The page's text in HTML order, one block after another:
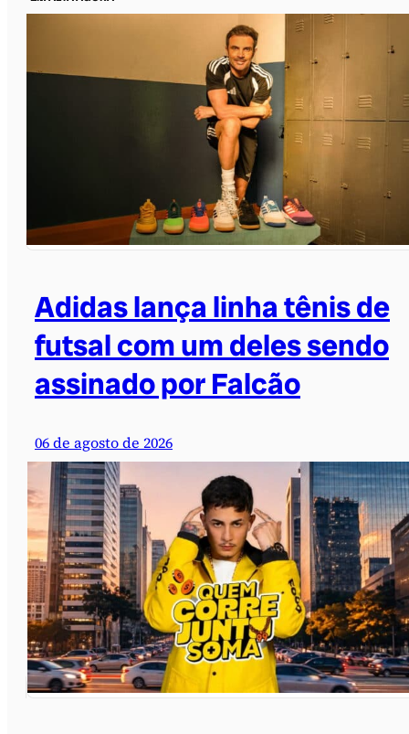
Adidas lança linha tênis de
futsal com um deles sendo
assinado por Falcão
06 de agosto de 2026